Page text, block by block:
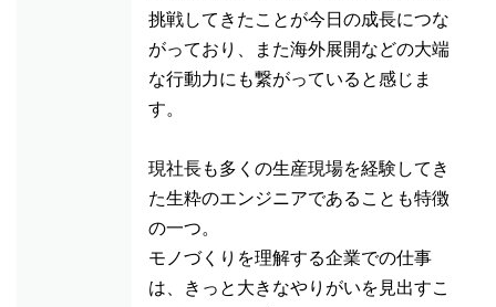
挑戦してきたことが今日の成長につな
がっており、また海外展開などの大端
な行動力にも繋がっていると感じま
す。
現社長も多くの生産現場を経験してき
た生粋のエンジニアであることも特徴
の一つ。
モノづくりを理解する企業での仕事
は、きっと大きなやりがいを見出すこ